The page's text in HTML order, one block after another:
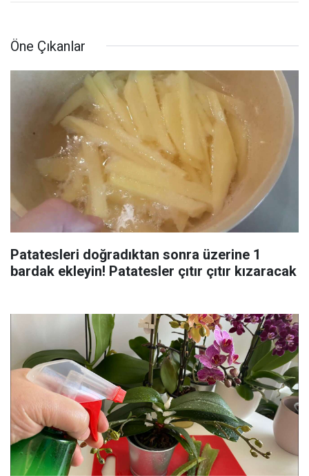
Öne Çıkanlar
Patatesleri doğradıktan sonra üzerine 1
bardak ekleyin! Patatesler çıtır çıtır kızaracak